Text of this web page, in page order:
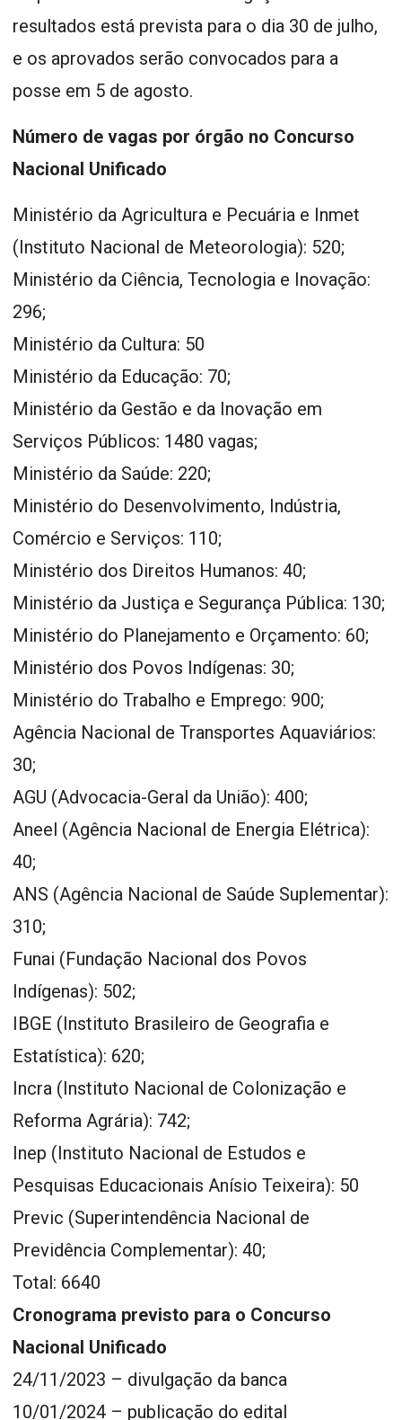
resultados está prevista para o dia 30 de julho,
e os aprovados serão convocados para a
posse em 5 de agosto.
Número de vagas por órgão no Concurso
Nacional Unificado
Ministério da Agricultura e Pecuária e Inmet
(Instituto Nacional de Meteorologia): 520;
Ministério da Ciência, Tecnologia e Inovação:
296;
Ministério da Cultura: 50
Ministério da Educação: 70;
Ministério da Gestão e da Inovação em
Serviços Públicos: 1480 vagas;
Ministério da Saúde: 220;
Ministério do Desenvolvimento, Indústria,
Comércio e Serviços: 110;
Ministério dos Direitos Humanos: 40;
Ministério da Justiça e Segurança Pública: 130;
Ministério do Planejamento e Orçamento: 60;
Ministério dos Povos Indígenas: 30;
Ministério do Trabalho e Emprego: 900;
Agência Nacional de Transportes Aquaviários:
30;
AGU (Advocacia-Geral da União): 400;
Aneel (Agência Nacional de Energia Elétrica):
40;
ANS (Agência Nacional de Saúde Suplementar):
310;
Funai (Fundação Nacional dos Povos
Indígenas): 502;
IBGE (Instituto Brasileiro de Geografia e
Estatística): 620;
Incra (Instituto Nacional de Colonização e
Reforma Agrária): 742;
Inep (Instituto Nacional de Estudos e
Pesquisas Educacionais Anísio Teixeira): 50
Previc (Superintendência Nacional de
Previdência Complementar): 40;
Total: 6640
Cronograma previsto para o Concurso
Nacional Unificado
24/11/2023 – divulgação da banca
10/01/2024 – publicação do edital